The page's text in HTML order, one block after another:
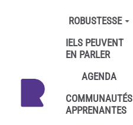
Aller au contenu principal
ROBUSTESSE
IELS PEUVENT
EN PARLER
AGENDA
COMMUNAUTÉS
APPRENANTES